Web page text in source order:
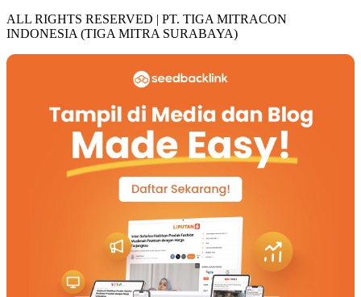
ALL RIGHTS RESERVED | PT. TIGA MITRACON
INDONESIA (TIGA MITRA SURABAYA)